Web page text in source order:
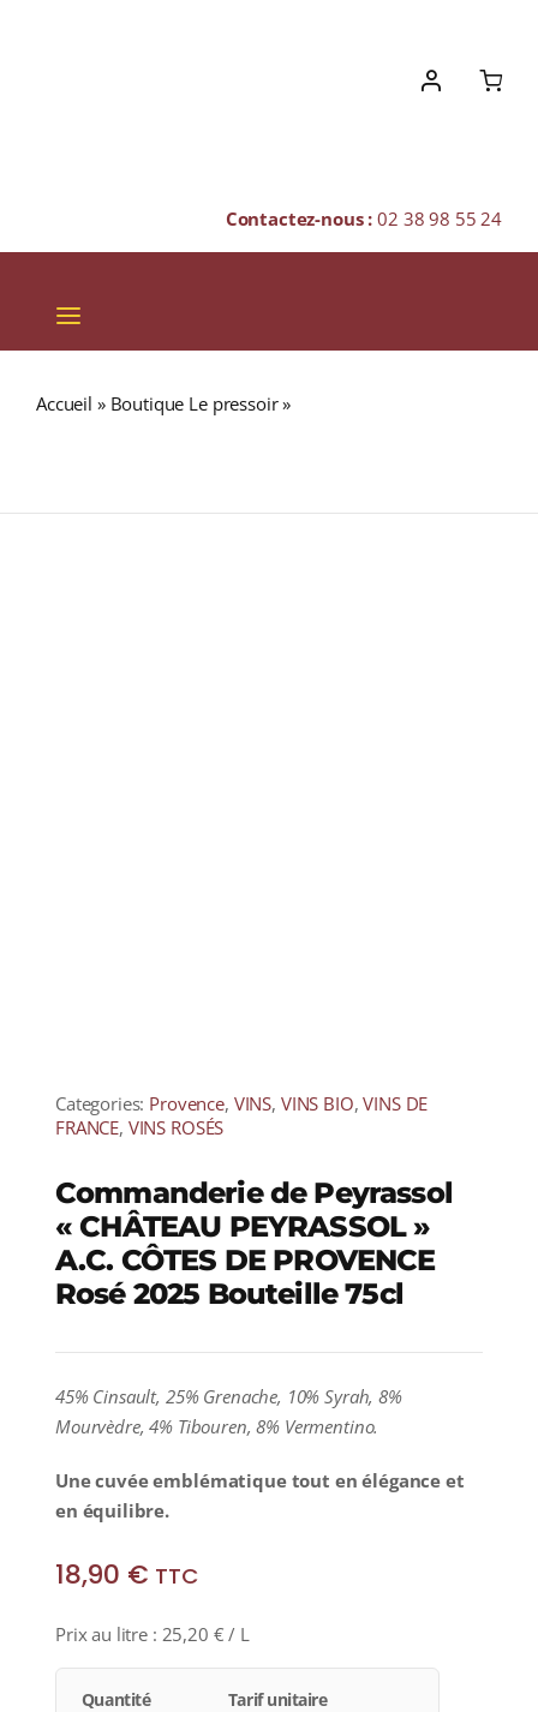
Contactez-nous :02 38 98 55 24
Toggle
Navigation
Accueil » Boutique Le pressoir»
Categories: Provence, VINS, VINS BIO,VINS DE
FRANCE, VINS ROSÉS
Commanderie de Peyrassol
« CHÂTEAU PEYRASSOL »
A.C. CÔTES DE PROVENCE
Rosé 2025 Bouteille 75cl
45% Cinsault, 25% Grenache, 10% Syrah, 8%
Mourvèdre, 4% Tibouren, 8% Vermentino.
Une cuvée emblématique tout en élégance et
en équilibre.
18,90 € TTC
Prix au litre : 25,20 € / L
Quantité
Tarif unitaire